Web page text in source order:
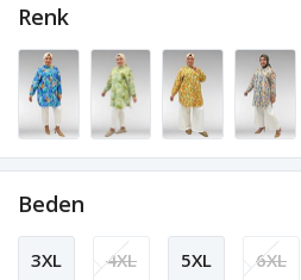
Renk
Beden
3XL 4XL 5XL 6XL